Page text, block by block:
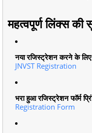
महत्वपूर्ण लिंक्स
नया रजिस्ट्रेशन करने के
JNVST Registration
भरा हुआ रजिस्ट्रेशन फॉर्म
Registration Form